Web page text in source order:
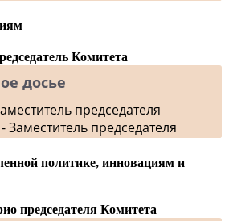
Комитета
досье
председателя
- Заместитель председателя
политике, инновациям и
председателя Комитета